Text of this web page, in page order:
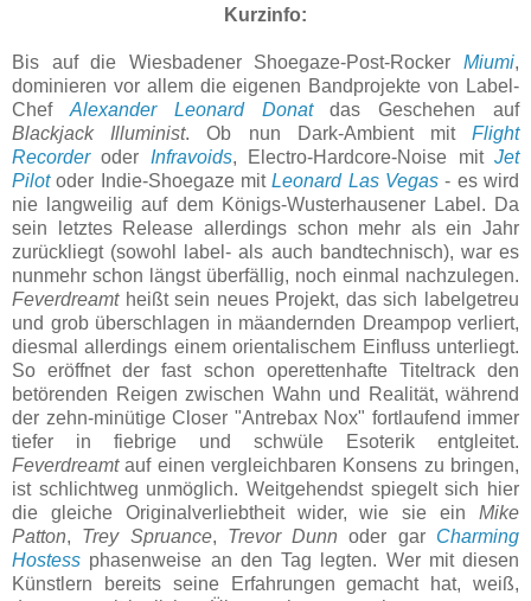
Kurzinfo:
Bis auf die Wiesbadener Shoegaze-Post-Rocker Miumi,
dominieren vor allem die eigenen Bandprojekte von Label-
Chef Alexander Leonard Donatdas Geschehen auf
Blackjack Illuminist. Ob nun Dark-Ambient mitFlight
Recorderoder Infravoids, Electro-Hardcore-Noise mitJet
Pilotoder Indie-Shoegaze mitLeonard Las Vegas - es wird
nie langweilig auf dem Königs-Wusterhausener Label. Da
sein letztes Release allerdings schon mehr als ein Jahr
zurückliegt (sowohl label- als auch bandtechnisch), war es
nunmehr schon längst überfällig, noch einmal nachzulegen.
Feverdreamtheißt sein neues Projekt, das sich labelgetreu
und grob überschlagen in mäandernden Dreampop verliert,
diesmal allerdings einem orientalischem Einfluss unterliegt.
So eröffnet der fast schon operettenhafte Titeltrack den
betörenden Reigen zwischen Wahn und Realität, während
der zehn-minütige Closer "Antrebax Nox" fortlaufend immer
tiefer in fiebrige und schwüle Esoterik entgleitet.
Feverdreamtauf einen vergleichbaren Konsens zu bringen,
ist schlichtweg unmöglich. Weitgehendst spiegelt sich hier
die gleiche Originalverliebtheit wider, wie sie ein Mike
Patton, Trey Spruance, Trevor Dunn oder gar Charming
Hostess phasenweise an den Tag legten. Wer mit diesen
Künstlern bereits seine Erfahrungen gemacht hat, weiß,